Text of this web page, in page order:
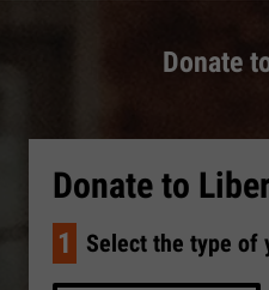
Donate
Donate to
1 Select the type of